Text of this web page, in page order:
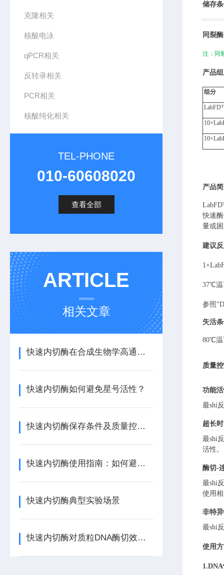
克隆相关
核酸电泳
qPCR相关
反转录相关
PCR相关
核酸纯化相关
TEL-PHONE
010-60608020
查看全部
ARTICLE
相关文章
快速内切酶在合成生物学高通量构建中的优势
快速内切酶如何避免星号活性？
快速内切酶保存条件及质量控制要点
快速内切酶使用指南：如何避免星状活性与提高特异性？
快速内切酶典型实验场景
快速内切酶对质粒DNA酶切效率的影响因素
储存
同裂酶
注：同
产品
组分
LabFD
10×
10×
产品
LabFD
快速
量或
建议
1×
37℃温
参照“
失活
80℃温
质量
功能
最shi
超长
最shi
活性。
酶切-
最shi
使用
非特
最shi
使用
1.